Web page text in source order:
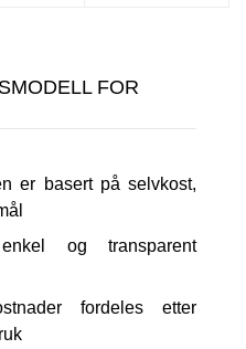
FOR
er basert på selvkost,
og transparent
fordeles etter